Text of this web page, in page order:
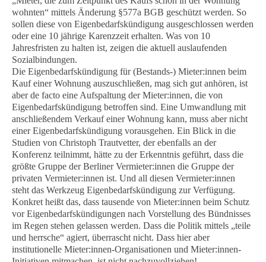
wohnten“ mittels Änderung §577a BGB geschützt werden. So
sollen diese von Eigenbedarfskündigung ausgeschlossen werden
oder eine 10 jährige Karenzzeit erhalten. Was von 10
Jahresfristen zu halten ist, zeigen die aktuell auslaufenden
Sozialbindungen.
Die Eigenbedarfskündigung für (Bestands-) Mieter:innen beim
Kauf einer Wohnung auszuschließen, mag sich gut anhören, ist
aber de facto eine Aufspaltung der Mieter:innen, die von
Eigenbedarfskündigung betroffen sind. Eine Umwandlung mit
anschließendem Verkauf einer Wohnung kann, muss aber nicht
einer Eigenbedarfskündigung vorausgehen. Ein Blick in die
Studien von Christoph Trautvetter, der ebenfalls an der
Konferenz teilnimmt, hätte zu der Erkenntnis geführt, dass die
größte Gruppe der Berliner Vermieter:innen die Gruppe der
privaten Vermieter:innen ist. Und all diesen Vermieter:innen
steht das Werkzeug Eigenbedarfskündigung zur Verfügung.
Konkret heißt das, dass tausende von Mieter:innen beim Schutz
vor Eigenbedarfskündigungen nach Vorstellung des Bündnisses
im Regen stehen gelassen werden. Dass die Politik mittels „teile
und herrsche“ agiert, überrascht nicht. Dass hier aber
institutionelle Mieter:innen-Organisationen und Mieter:innen-